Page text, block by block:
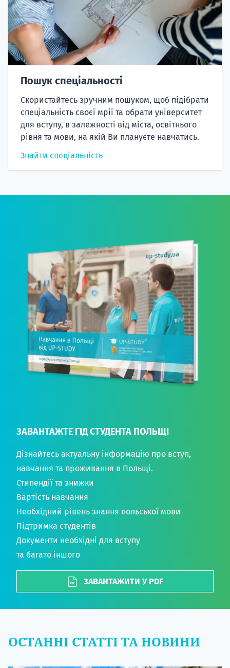
Пошук спеціальності
Скористайтесь зручним пошуком, щоб підібрати
спеціальність своєї мрії та обрати університет
для вступу, в залежності від міста, освітнього
рівня та мови, на якій Ви плануєте навчатись.
Знайти спеціальність
ЗАВАНТАЖТЕ ГІД СТУДЕНТА ПОЛЬЩІ
Дізнайтесь актуальну інформацію про вступ,
навчання та проживання в Польщі.
Стипендії та знижки
Вартість навчання
Необхідний рівень знання польської мови
Підтримка студентів
Документи необхідні для вступу
та багато іншого
ЗАВАНТАЖИТИ У PDF
ОСТАННІ СТАТТІ ТА НОВИНИ